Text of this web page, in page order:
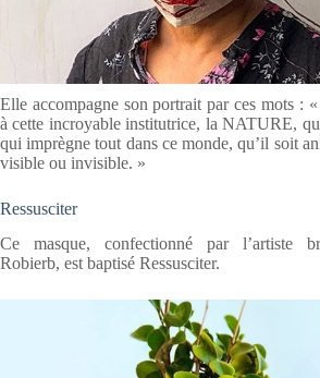
Elle accompagne son portrait par ces mots :
à cette incroyable institutrice, la NATURE,
qui imprègne tout dans ce monde, qu’il soit
visible ou invisible. »
Ressusciter
Ce masque, confectionné par l’artiste
Robierb, est baptisé Ressusciter.